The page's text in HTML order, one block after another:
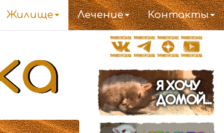
Жилище Лечение Контакты